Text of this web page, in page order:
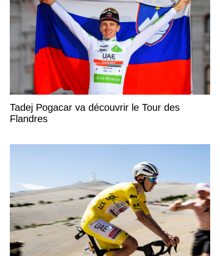
Tadej Pogacar va découvrir le Tour des
Flandres